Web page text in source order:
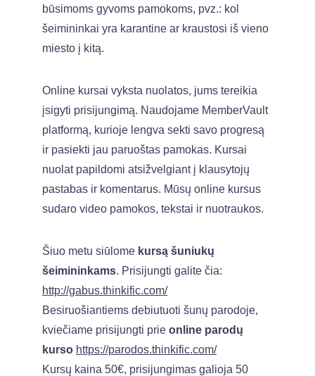
būsimoms gyvoms pamokoms, pvz.: kol
šeimininkai yra karantine ar kraustosi iš vieno
miesto į kitą.
Online kursai vyksta nuolatos, jums tereikia
įsigyti prisijungimą. Naudojame MemberVault
platformą, kurioje lengva sekti savo progresą
ir pasiekti jau paruoštas pamokas. Kursai
nuolat papildomi atsižvelgiant į klausytojų
pastabas ir komentarus. Mūsų online kursus
sudaro video pamokos, tekstai ir nuotraukos.
Šiuo metu siūlome kursą šuniukų
šeimininkams. Prisijungti galite čia:
http://gabus.thinkific.com/
Besiruošiantiems debiutuoti šunų parodoje,
kviečiame prisijungti prie online parodų
kurso https://parodos.thinkific.com/
Kursų kaina 50€, prisijungimas galioja 50